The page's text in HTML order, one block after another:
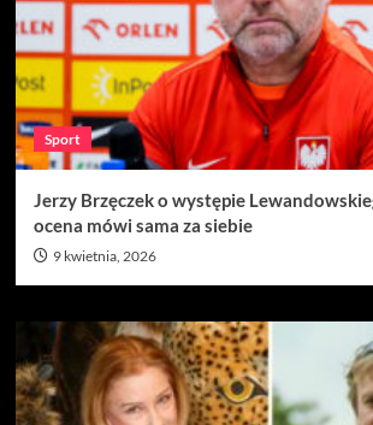
Sport
Jerzy Brzęczek o występie
ocena mówi sama za siebie
9 kwietnia, 2026